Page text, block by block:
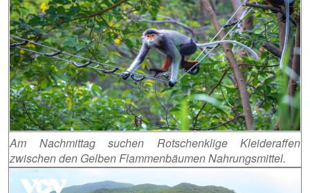
Am Nachmittag suchen Rotschenklige Kleideraffen
zwischen den Gelben Flammenbäumen Nahrungsmittel.